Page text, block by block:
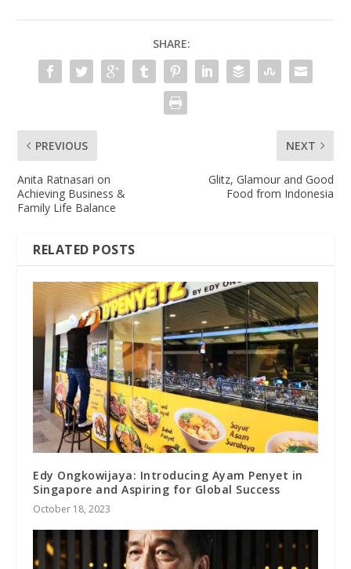
SHARE:
PREVIOUS
Anita Ratnasari on
Achieving Business &
Family Life Balance
NEXT
Glitz, Glamour and Good
Food from Indonesia
RELATED POSTS
Edy Ongkowijaya: Introducing Ayam Penyet in
Singapore and Aspiring for Global Success
October 18, 2023